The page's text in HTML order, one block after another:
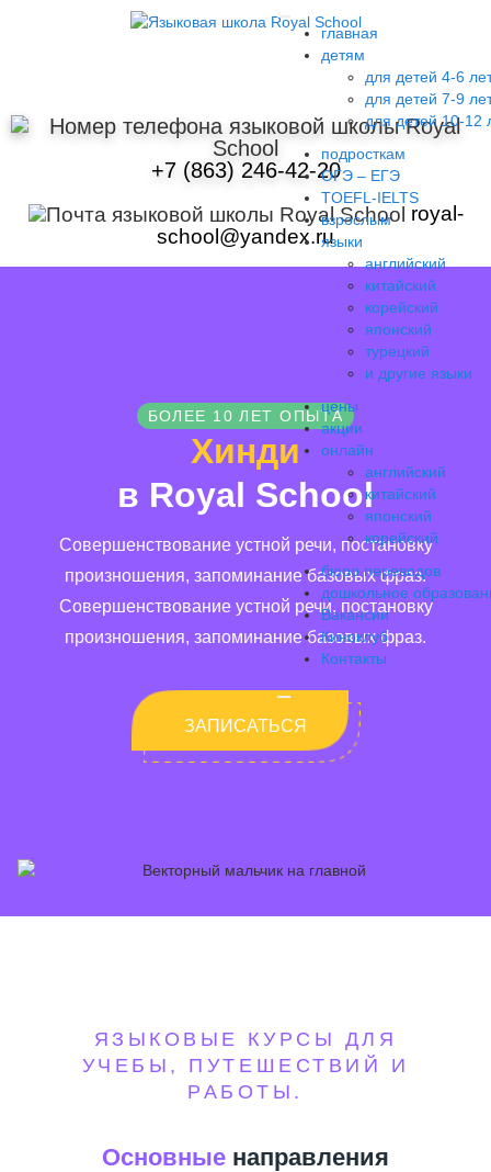
+7 (863) 246-42-20
royal-
school@yandex.ru
главная
детям
для детей 4-6
для детей 7-9
для детей 10-12
подросткам
ОГЭ – ЕГЭ
TOEFL-IELTS
взрослым
языки
английский
китайский
корейский
японский
турецкий
и другие языки
цены
акции
онлайн
английский
китайский
японский
корейский
бюро переводов
дошкольное
Вакансии
Киноклуб
Контакты
БОЛЕЕ 10 ЛЕТ ОПЫТА
Хинди
в Royal School
Совершенствование устной речи, постановку
произношения, запоминание базовых фраз.
Совершенствование устной речи, постановку
произношения, запоминание базовых фраз.
ЗАПИСАТЬСЯ
ЯЗЫКОВЫЕ КУРСЫ ДЛЯ
УЧЕБЫ, ПУТЕШЕСТВИЙ И
РАБОТЫ.
Основные направления